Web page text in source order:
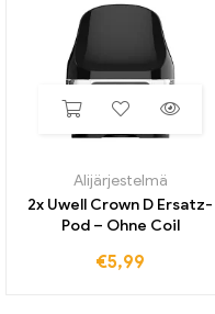
Alijärjestelmä
2x Uwell Crown D Ersatz-
Pod – Ohne Coil
€5,99